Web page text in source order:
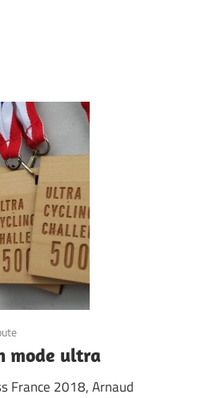
mode ultra
France 2018, Arnaud